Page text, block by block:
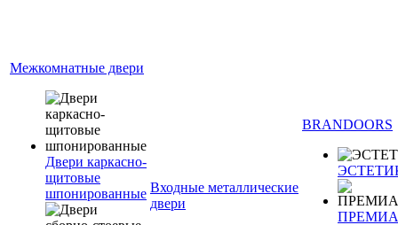
Межкомнатные двери
Двери каркасно-
щитовые
шпонированные Входные металлические
двери
BRANDOORS